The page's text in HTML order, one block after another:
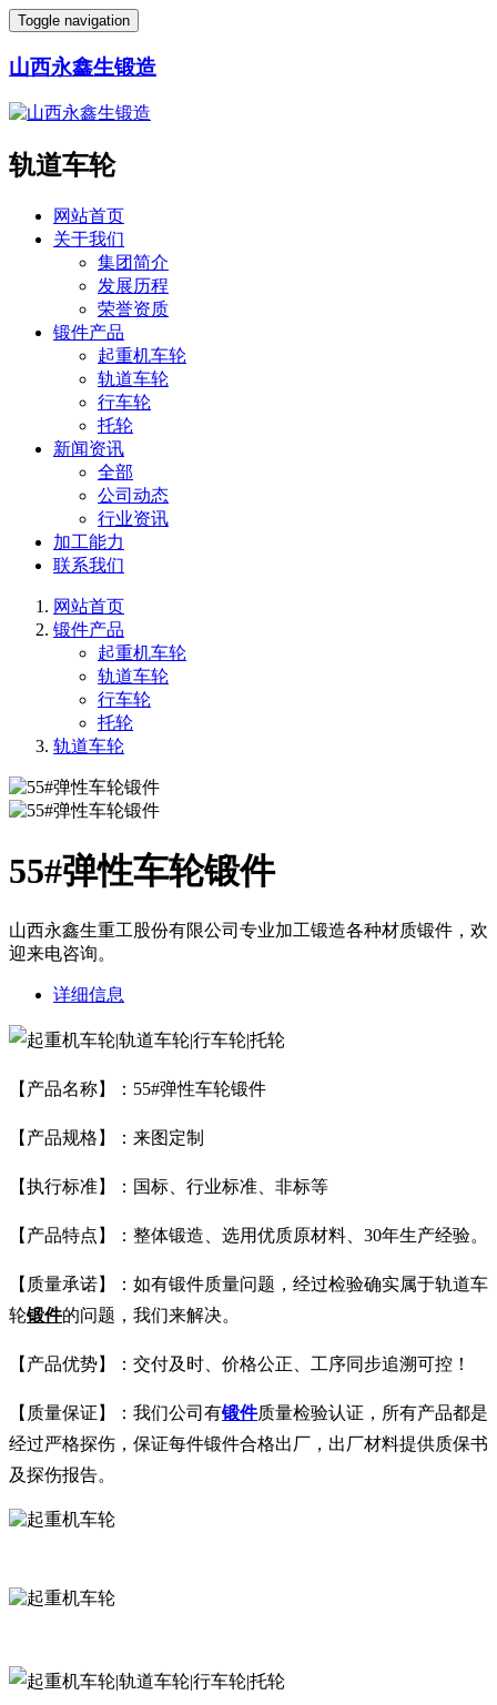
Toggle navigation
山西永鑫生锻造
轨道车轮
网站首页
关于我们
集团简介
发展历程
荣誉资质
锻件产品
起重机车轮
轨道车轮
行车轮
托轮
新闻资讯
全部
公司动态
行业资讯
加工能力
联系我们
网站首页
锻件产品
起重机车轮
轨道车轮
行车轮
托轮
轨道车轮
55#弹性车轮锻件
山西永鑫生重工股份有限公司专业加工锻造各种材质锻件，欢
迎来电咨询。
详细信息
【产品名称】：55#弹性车轮锻件
【产品规格】：来图定制
【执行标准】：国标、行业标准、非标等
【产品特点】：整体锻造、选用优质原材料、30年生产经验。
【质量承诺】：如有锻件质量问题，经过检验确实属于轨道车
轮锻件的问题，我们来解决。
【产品优势】：交付及时、价格公正、工序同步追溯可控！
【质量保证】：我们公司有锻件质量检验认证，所有产品都是
经过严格探伤，保证每件锻件合格出厂，出厂材料提供质保书
及探伤报告。